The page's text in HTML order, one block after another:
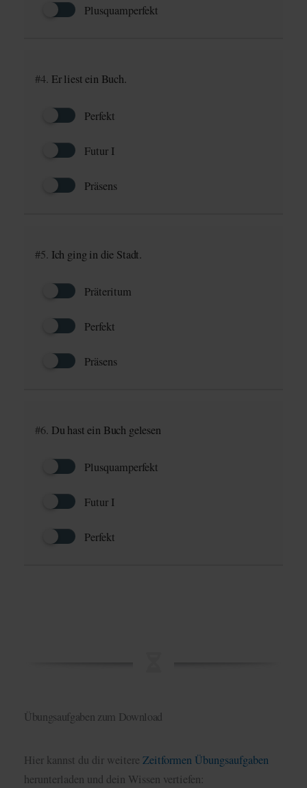
Plusquamperfekt
#4. Er liest ein Buch.
Perfekt
Futur I
Präsens
#5. Ich ging in die Stadt.
Präteritum
Perfekt
Präsens
#6. Du hast ein Buch gelesen
Plusquamperfekt
Futur I
Perfekt
Übungsaufgaben zum Download
Hier kannst du dir weitere Zeitformen Übungsaufgaben
herunterladen und dein Wissen vertiefen: